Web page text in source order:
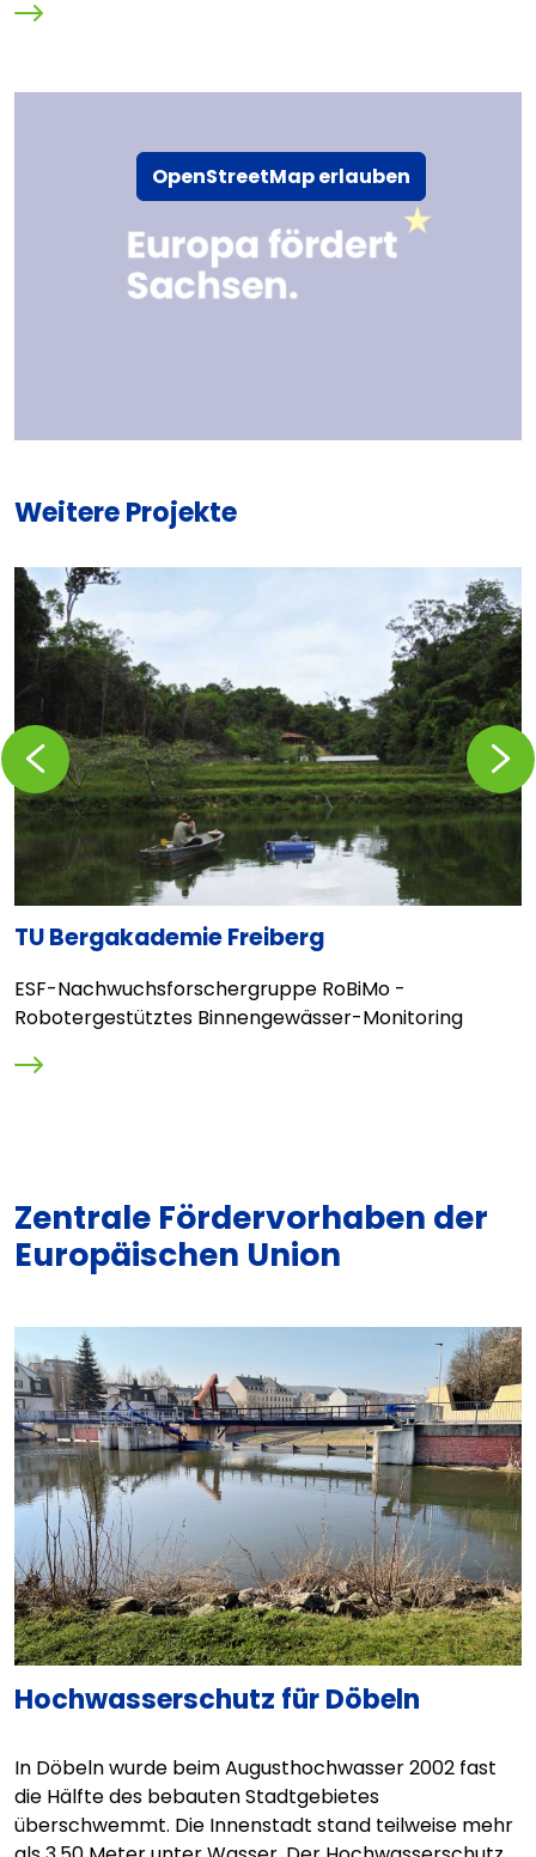
OpenStreetMap erlauben
Weitere Projekte
TU Bergakademie Freiberg
ESF-Nachwuchsforschergruppe RoBiMo -
Robotergestütztes Binnengewässer-Monitoring
Zurückblättern
Zentrale Fördervorhaben der
Europäischen Union
Hochwasserschutz für Döbeln
In Döbeln wurde beim Augusthochwasser 2002 fast
die Hälfte des bebauten Stadtgebietes
überschwemmt. Die Innenstadt stand teilweise mehr